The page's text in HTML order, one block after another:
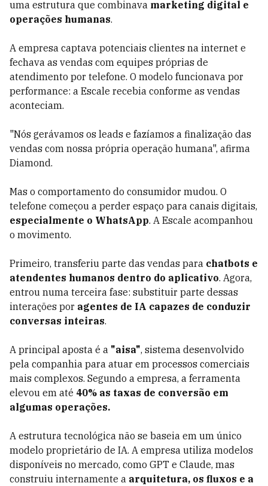
uma estrutura que combinava marketing digital e
operações humanas.
A empresa captava potenciais clientes na internet e
fechava as vendas com equipes próprias de
atendimento por telefone. O modelo funcionava por
performance: a Escale recebia conforme as vendas
aconteciam.
"Nós gerávamos os leads e fazíamos a finalização das
vendas com nossa própria operação humana", afirma
Diamond.
Mas o comportamento do consumidor mudou. O
telefone começou a perder espaço para canais digitais,
especialmente o WhatsApp. A Escale acompanhou
o movimento.
Primeiro, transferiu parte das vendas para chatbots e
atendentes humanos dentro do aplicativo. Agora,
entrou numa terceira fase: substituir parte dessas
interações por agentes de IA capazes de conduzir
conversas inteiras.
A principal aposta é a "aisa", sistema desenvolvido
pela companhia para atuar em processos comerciais
mais complexos. Segundo a empresa, a ferramenta
elevou em até 40% as taxas de conversão em
algumas operações.
A estrutura tecnológica não se baseia em um único
modelo proprietário de IA. A empresa utiliza modelos
disponíveis no mercado, como GPT e Claude, mas
construiu internamente a arquitetura, os fluxos e a